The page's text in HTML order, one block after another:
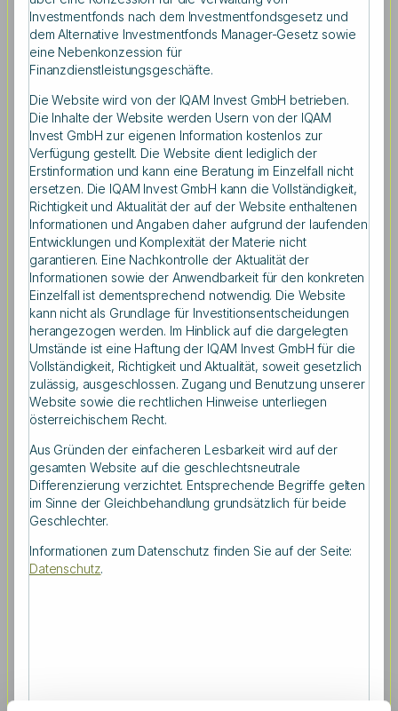
durchschnittliche Aktienrendite über dem risikolosen
Zinssatz 10,69 % pro Jahr, wenn ein demokratischer
Präsident an der Macht ist, und nur -0,21 % pro Jahr,
wenn ein republikanischer Präsident im Amt ist.
Zeitpunkt der Wahl ist ausschlaggebend
„Nicht die politische Einstellung des Präsidenten ist
ausschlaggebend für den erwähnten Renditeeffekt.
Vielmehr spielt es eine Rolle zu welchem Zeitpunkt
demokratische bzw. republikanische Präsidenten in der
Vergangenheit in ihr Amt gewählt wurden“, erklärt Halling.
Perioden mit hoher Risikoaversion der Investoren sind
normalerweise Perioden mit Krisen an den
Aktienmärkten, einer stagnierenden Wirtschaft und hoher
Arbeitslosigkeit. In diesen Perioden erscheint eine
sozialorientierte Politik, in der das soziale Netz ausgebaut
wird, für die Wähler attraktiver und demokratische
Chance ins Amt gewählt zu werden. Umgekehrt steigen
die Chancen eines republikanischen Kandidaten, der im
Normalfall eher einen schlankeren Staat und niedrigere
Steuern bevorzugt, wenn die amerikanische Wirtschaft
boomt. In die Zukunft blickend sind erwartete Renditen
jedoch niedrig in Boomphasen, wohingegen sie hoch
sind nach Krisen.
untergeordnete Rolle
Investmentfonds nach dem Investmentfondsgesetz und
dem Alternative Investmentfonds Manager-Gesetz sowie
eine Nebenkonzession für
Finanzdienstleistungsgeschäfte.
Die Website wird von der IQAM Invest GmbH betrieben.
Die Inhalte der Website werden Usern von der IQAM
Invest GmbH zur eigenen Information kostenlos zur
Verfügung gestellt. Die Website dient lediglich der
Erstinformation und kann eine Beratung im Einzelfall nicht
ersetzen. Die IQAM Invest GmbH kann die Vollständigkeit,
Richtigkeit und Aktualität der auf der Website enthaltenen
Informationen und Angaben daher aufgrund der laufenden
Entwicklungen und Komplexität der Materie nicht
garantieren. Eine Nachkontrolle der Aktualität der
Informationen sowie der Anwendbarkeit für den konkreten
Einzelfall ist dementsprechend notwendig. Die Website
kann nicht als Grundlage für Investitionsentscheidungen
herangezogen werden. Im Hinblick auf die dargelegten
Umstände ist eine Haftung der IQAM Invest GmbH für die
Vollständigkeit, Richtigkeit und Aktualität, soweit gesetzlich
zulässig, ausgeschlossen. Zugang und Benutzung unserer
Website sowie die rechtlichen Hinweise unterliegen
österreichischem Recht.
Aus Gründen der einfacheren Lesbarkeit wird auf der
gesamten Website auf die geschlechtsneutrale
Differenzierung verzichtet. Entsprechende Begriffe gelten
im Sinne der Gleichbehandlung grundsätzlich für beide
Geschlechter.
Informationen zum Datenschutz finden Sie auf der Seite:
Datenschutz.